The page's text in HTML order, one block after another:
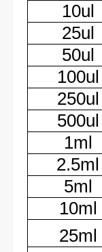
10ul
25ul
50ul
100ul
250ul
500ul
1ml
2.5ml
5ml
10ml
25ml